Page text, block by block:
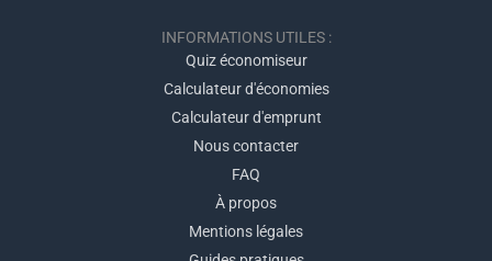
INFORMATIONS UTILES :
Quiz économiseur
Calculateur d'économies
Calculateur d'emprunt
Nous contacter
FAQ
À propos
Mentions légales